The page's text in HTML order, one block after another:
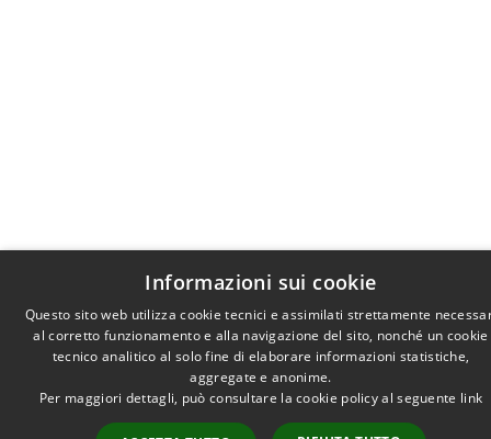
Informazioni sui cookie
Questo sito web utilizza cookie tecnici e assimilati strettamente
al corretto funzionamento e alla navigazione del sito, nonché un cookie
tecnico analitico al solo fine di elaborare informazioni statistiche,
aggregate e anonime.
Per maggiori dettagli, può consultare la cookie policy al seguente link